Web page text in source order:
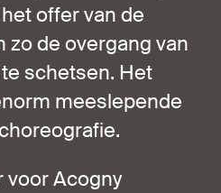
offer van de
zo de overgang van
schetsen. Het
meeslepende
voor Acogny